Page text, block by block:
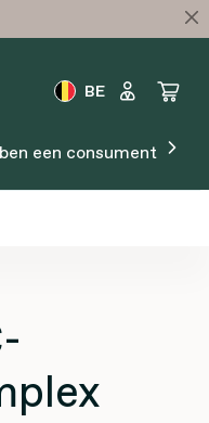
BE
een consument